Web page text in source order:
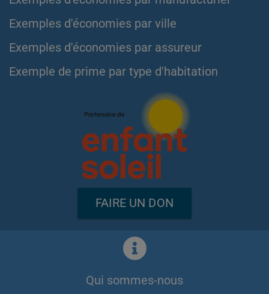
Exemples d'économies par ville
Exemples d'économies par assureur
Exemple de prime par type d'habitation
FAIRE UN DON
Qui sommes-nous